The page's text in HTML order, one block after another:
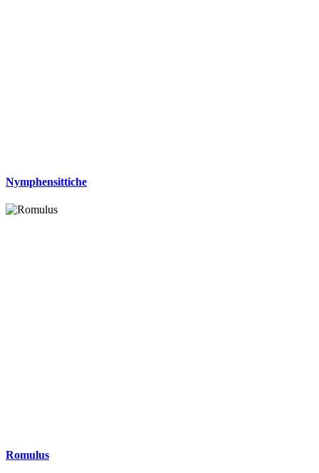
Nymphensittiche
Romulus